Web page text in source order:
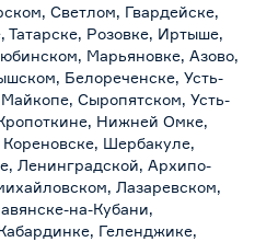
Светлом, Гвардейске,
Розовке, Иртыше,
Марьяновке, Азово,
Белореченске, Усть-
Сыропятском, Усть-
Нижней Омке,
Шербакуле,
Ленинградской, Архипо-
Лазаревском,
на-Кубани,
Геленджике,